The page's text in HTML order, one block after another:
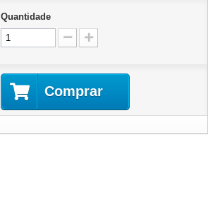
Quantidade
Comprar